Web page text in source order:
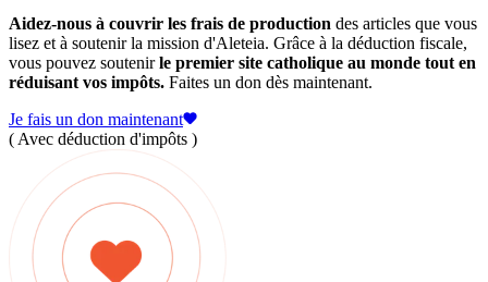
Aidez-nous à couvrir les frais de production des articles que vous
lisez et à soutenir la mission d'Aleteia. Grâce à la déduction fiscale,
vous pouvez soutenirle premier site catholique au monde tout en
réduisant vos impôts. Faites un don dès maintenant.
Je fais un don maintenant
( Avec déduction d'impôts )